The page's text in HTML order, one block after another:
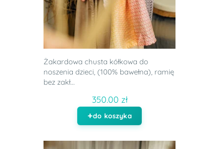
Żakardowa chusta kółkowa do
noszenia dzieci, (100% bawełna), ramię
bez zakł...
350.00 zł
do koszyka